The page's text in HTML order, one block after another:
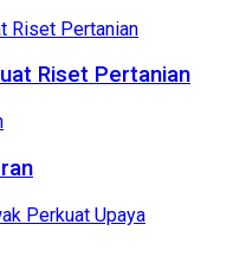
Riset Pertanian